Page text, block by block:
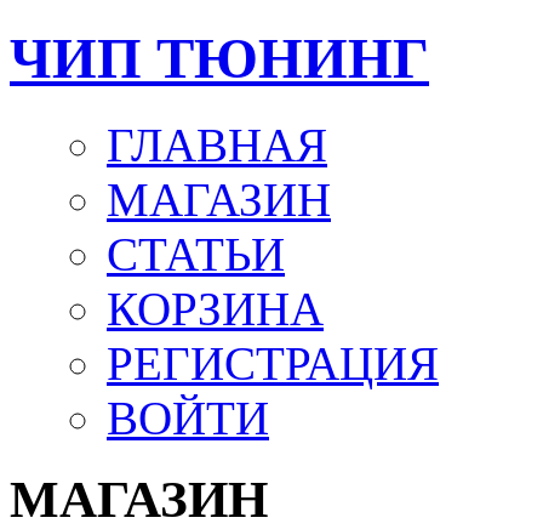
ЧИП ТЮНИНГ
ГЛАВНАЯ
МАГАЗИН
СТАТЬИ
КОРЗИНА
РЕГИСТРАЦИЯ
ВОЙТИ
МАГАЗИН